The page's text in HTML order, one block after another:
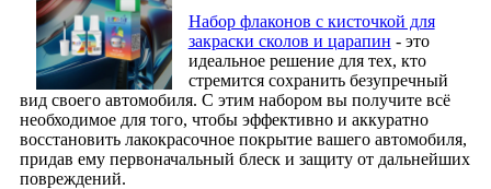
Набор флаконов с кисточкой для
закраски сколов и царапин - это
идеальное решение для тех, кто
стремится сохранить безупречный
вид своего автомобиля. С этим набором вы получите всё
необходимое для того, чтобы эффективно и аккуратно
восстановить лакокрасочное покрытие вашего автомобиля,
придав ему первоначальный блеск и защиту от дальнейших
повреждений.